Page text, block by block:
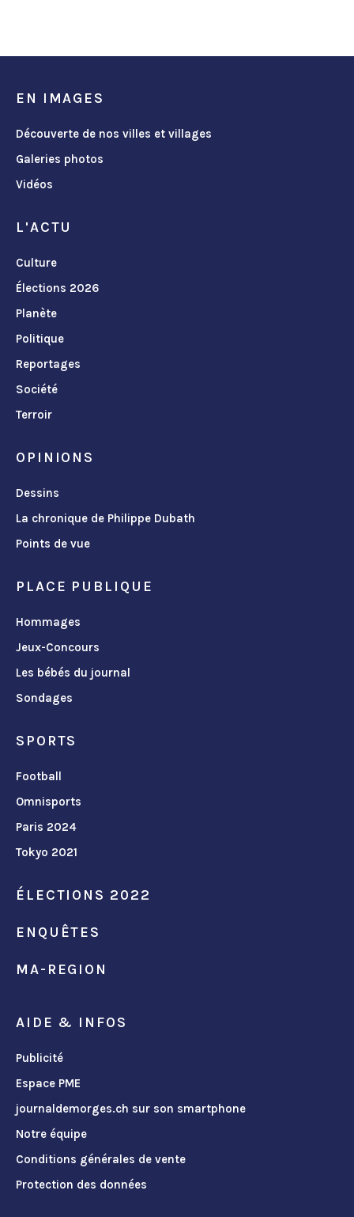
EN IMAGES
Découverte de nos villes et villages
Galeries photos
Vidéos
L'ACTU
Culture
Élections 2026
Planète
Politique
Reportages
Société
Terroir
OPINIONS
Dessins
La chronique de Philippe Dubath
Points de vue
PLACE PUBLIQUE
Hommages
Jeux-Concours
Les bébés du journal
Sondages
SPORTS
Football
Omnisports
Paris 2024
Tokyo 2021
ÉLECTIONS 2022
ENQUÊTES
MA-REGION
AIDE & INFOS
Publicité
Espace PME
journaldemorges.ch sur son smartphone
Notre équipe
Conditions générales de vente
Protection des données